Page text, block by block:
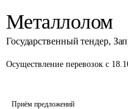
Металлолом
Государственный тендер,
Осуществление перевозок с
Приём предложений